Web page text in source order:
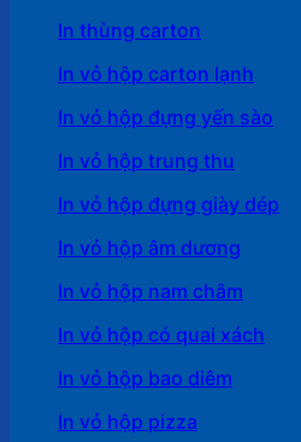
In thùng carton
In vỏ hộp carton lạnh
In vỏ hộp đựng yến sào
In vỏ hộp trung thu
In vỏ hộp đựng giày dép
In vỏ hộp âm dương
In vỏ hộp nam châm
In vỏ hộp có quai xách
In vỏ hộp bao diêm
In vỏ hộp pizza